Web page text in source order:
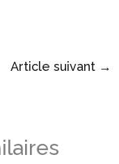
Article suivant →